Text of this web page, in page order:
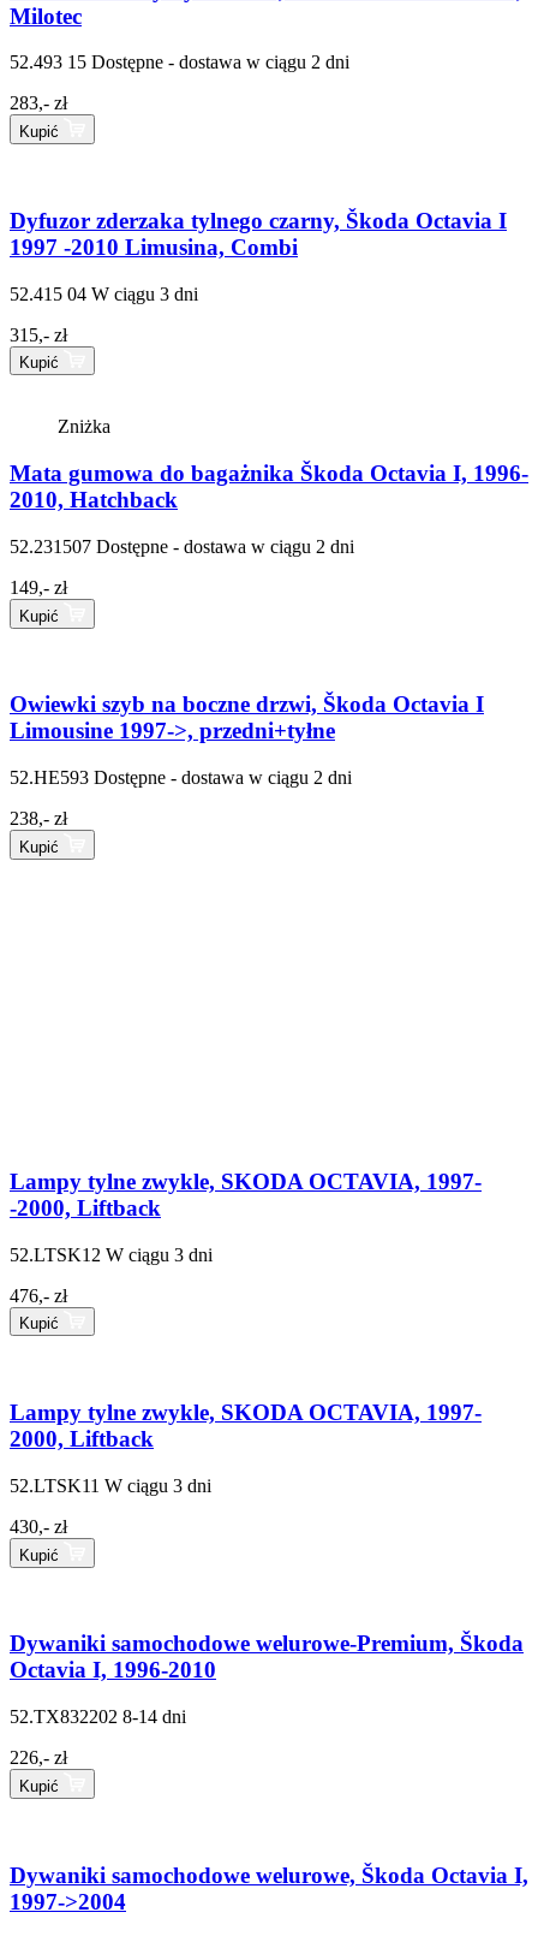
Milotec
52.493 15 Dostępne - dostawa w ciągu 2 dni
283,- zł
Kupić
Dyfuzor zderzaka tylnego czarny, Škoda Octavia I
1997 -2010 Limusina, Combi
52.415 04 W ciągu 3 dni
315,- zł
Kupić
Zniżka
Mata gumowa do bagażnika Škoda Octavia I, 1996-
2010, Hatchback
52.231507 Dostępne - dostawa w ciągu 2 dni
149,- zł
Kupić
Owiewki szyb na boczne drzwi, Škoda Octavia I
Limousine 1997->, przedni+tyłne
52.HE593 Dostępne - dostawa w ciągu 2 dni
238,- zł
Kupić
Lampy tylne zwykle, SKODA OCTAVIA, 1997-
-2000, Liftback
52.LTSK12 W ciągu 3 dni
476,- zł
Kupić
Lampy tylne zwykle, SKODA OCTAVIA, 1997-
2000, Liftback
52.LTSK11 W ciągu 3 dni
430,- zł
Kupić
Dywaniki samochodowe welurowe-Premium, Škoda
Octavia I, 1996-2010
52.TX832202 8-14 dni
226,- zł
Kupić
Dywaniki samochodowe welurowe, Škoda Octavia I,
1997->2004